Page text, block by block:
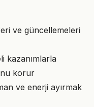
ve güncellemeleri
kazanımlarla
korur
ve enerji ayırmak